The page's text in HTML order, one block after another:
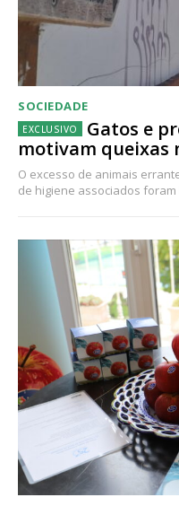
SOCIEDADE
Gatos e
motivam queixas
O excesso de animais
de higiene associados